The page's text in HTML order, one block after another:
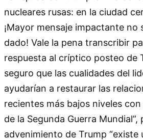
nucleares rusas: en la ciudad
¡Mayor mensaje impactante no
dado! Vale la pena transcribir
respuesta al críptico posteo de
seguro que las cualidades del
ayudarían a restaurar las
recientes más bajos niveles
de la Segunda Guerra Mundial”,
advenimiento de Trump “existe